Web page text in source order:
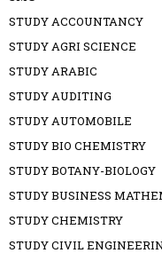
STUDY ACCOUNTANCY
STUDY AGRI SCIENCE
STUDY ARABIC
STUDY AUDITING
STUDY AUTOMOBILE
STUDY BIO CHEMISTRY
STUDY BOTANY-BIOLOGY
STUDY BUSINESS
STUDY CHEMISTRY
STUDY CIVIL